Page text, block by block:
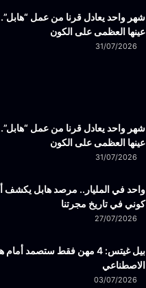
شهر واحد يعادل قرنا من عمل
عينها العظمى على الكون
31/07/2026
شهر واحد يعادل قرنا من عمل
عينها العظمى على الكون
31/07/2026
واحد في المليار.. مرصد هابل يكشف
كوني في تاريخ مجرتنا
27/07/2026
بيل غيتس: 4 مهن فقط ستصمد
الاصطناعي
03/07/2026